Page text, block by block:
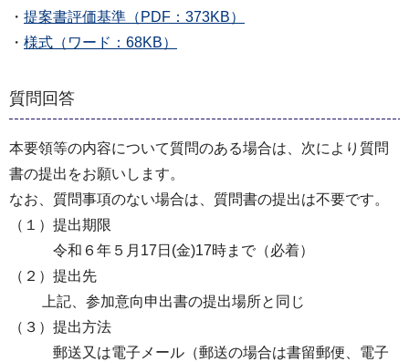
・ 提案書評価基準（PDF：373KB）
・ 様式（ワード：68KB）
質問回答
本要領等の内容について質問のある場合は、次により質問
書の提出をお願いします。
なお、質問事項のない場合は、質問書の提出は不要です。
（１）提出期限
令和６年５月17日(金)17時まで（必着）
（２）提出先
上記、参加意向申出書の提出場所と同じ
（３）提出方法
郵送又は電子メール（郵送の場合は書留郵便、電子